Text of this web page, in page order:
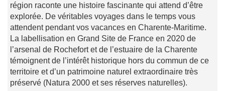
région raconte une histoire fascinante qui attend d’être
explorée. De véritables voyages dans le temps vous
attendent pendant vos vacances en Charente-Maritime.
La labellisation en Grand Site de France en 2020 de
l’arsenal de Rochefort et de l’estuaire de la Charente
témoignent de l’intérêt historique hors du commun de ce
territoire et d’un patrimoine naturel extraordinaire très
préservé (Natura 2000 et ses réserves naturelles).